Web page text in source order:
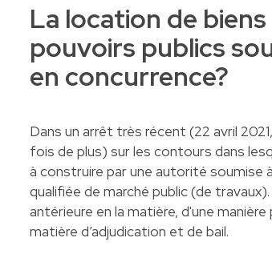
La location de
pouvoirs publics
en concurrence?
Dans un arrêt très récent (22 avril
fois de plus) sur les contours dans
à construire par une autorité soumise
qualifiée de marché public (de
antérieure en la matière, d'une
matière d’adjudication et de bail.